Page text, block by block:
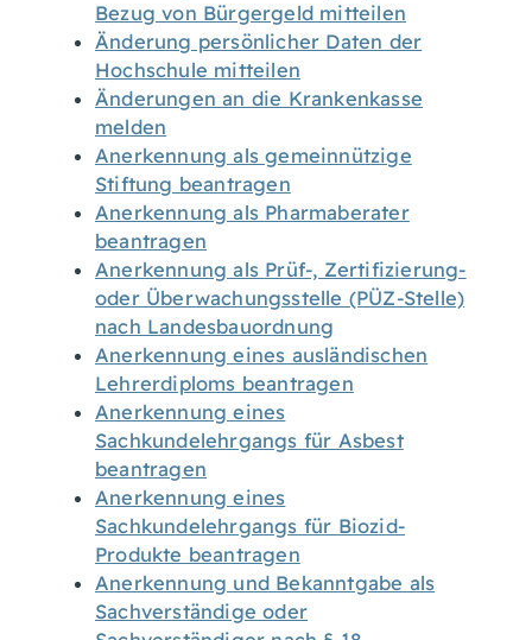
Bezug von Bürgergeld mitteilen
Änderung persönlicher Daten der
Hochschule mitteilen
Änderungen an die Krankenkasse
melden
Anerkennung als gemeinnützige
Stiftung beantragen
Anerkennung als Pharmaberater
beantragen
Anerkennung als Prüf-, Zertifizierung-
oder Überwachungsstelle (PÜZ-Stelle)
nach Landesbauordnung
Anerkennung eines ausländischen
Lehrerdiploms beantragen
Anerkennung eines
Sachkundelehrgangs für Asbest
beantragen
Anerkennung eines
Sachkundelehrgangs für Biozid-
Produkte beantragen
Anerkennung und Bekanntgabe als
Sachverständige oder